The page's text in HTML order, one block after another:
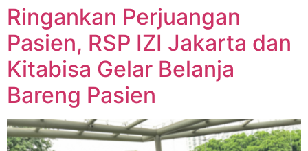
Ringankan Perjuangan
Pasien, RSP IZI Jakarta dan
Kitabisa Gelar Belanja
Bareng Pasien